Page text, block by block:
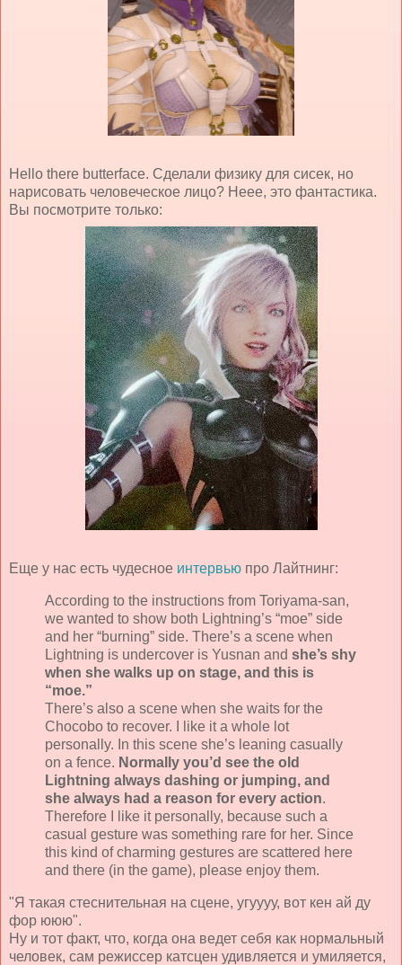
Hello there butterface. Сделали физику для сисек, но
нарисовать человеческое лицо? Неее, это фантастика.
Вы посмотрите только:
Еще у нас есть чудесное интервью про Лайтнинг:
According to the instructions from Toriyama-san,
we wanted to show both Lightning’s “moe” side
and her “burning” side. There’s a scene when
Lightning is undercover is Yusnan and she’s shy
when she walks up on stage, and this is
“moe.”
There’s also a scene when she waits for the
Chocobo to recover. I like it a whole lot
personally. In this scene she’s leaning casually
on a fence. Normally you’d see the old
Lightning always dashing or jumping, and
she always had a reason for every action.
Therefore I like it personally, because such a
casual gesture was something rare for her. Since
this kind of charming gestures are scattered here
and there (in the game), please enjoy them.
"Я такая стеснительная на сцене, угуууу, вот кен ай ду
фор ююю".
Ну и тот факт, что, когда она ведет себя как нормальный
человек, сам режиссер катсцен удивляется и умиляется,